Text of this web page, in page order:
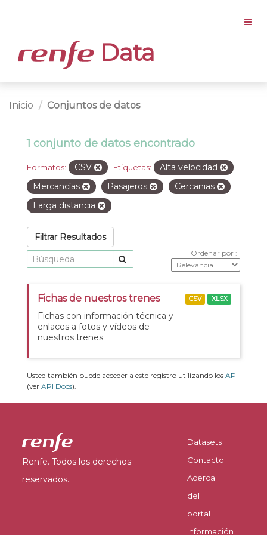
Data
Inicio Conjuntos de datos
1 conjunto de datos encontrado
Formatos: CSV Etiquetas:
Alta velocidad
Mercancías
Pasajeros
Cercanias
Larga distancia
Filtrar Resultados
Ordenar por
Fichas de nuestros trenes
Fichas con información técnica y
enlaces a fotos y vídeos de
nuestros trenes
CSV XLSX
Usted también puede acceder a este registro utilizando los API
(ver API Docs).
Renfe. Todos los derechos
reservados.
Datasets
Contacto
Acerca
del
portal
Información